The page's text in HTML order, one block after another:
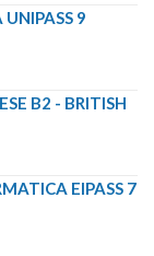
9
B2 - BRITISH
EIPASS 7